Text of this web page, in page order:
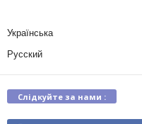
Українська
Русский
Слідкуйте за нами :